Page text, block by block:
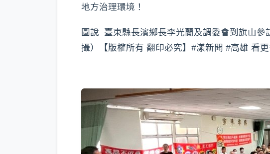
地方治理環境！
圖說 臺東縣長濱鄉長李光蘭及調委會到旗山
攝）【版權所有 翻印必究】#漾新聞 #高雄 看